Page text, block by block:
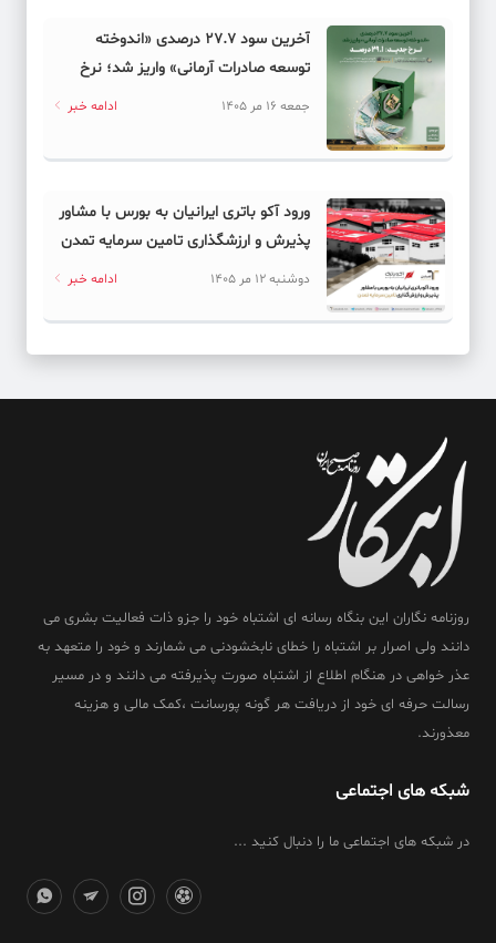
آخرین سود ۲۷.۷ درصدی «اندوخته
توسعه صادرات آرمانی» واریز شد؛ نرخ
جدید ۲۹.۱ درصد
جمعه 16 مر 1405 ادامه خبر
ورود آکو باتری ایرانیان به بورس با مشاور
پذیرش و ارزشگذاری تامین سرمایه تمدن
دوشنبه 12 مر 1405 ادامه خبر
روزنامه نگاران این بنگاه رسانه ای اشتباه خود را جزو ذات فعالیت بشری می
دانند ولی اصرار بر اشتباه را خطای نابخشودنی می شمارند و خود را متعهد به
عذر خواهی در هنگام اطلاع از اشتباه صورت پذیرفته می دانند و در مسیر
رسالت حرفه ای خود از دریافت هر گونه پورسانت ،کمک مالی و هزینه
معذورند.
شبکه های اجتماعی
در شبکه های اجتماعی ما را دنبال کنید ...